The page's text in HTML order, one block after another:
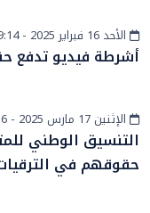
أخبار الصحراءالأحد 16 فبراير 2025 - 09:14
أشرطة فيديو تدفع
أخبار وطنيةالإثنين 17 مارس 2025 - 12:16
التنسيق الوطني
حقوقهم في